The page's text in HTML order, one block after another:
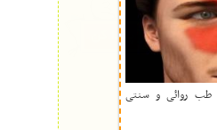
طب روائی و سنتی